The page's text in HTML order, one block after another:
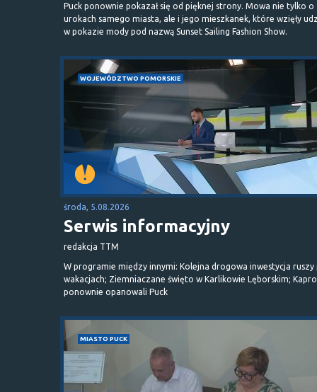
Puck ponownie pokazał się od pięknej strony. Mowa nie tylko o
urokach samego miasta, ale i jego mieszkanek, które wzięły
w pokazie mody pod nazwą Sunset Sailing Fashion Show.
WOJEWÓDZTWO POMORSKIE
środa, 5.08.2026
Serwis informacyjny
redakcja TTM
W programie między innymi: Kolejna drogowa inwestycja ruszy
wakacjach; Ziemniaczane święto w Karlikowie Lęborskim;
ponownie opanowali Puck
MIASTO PUCK